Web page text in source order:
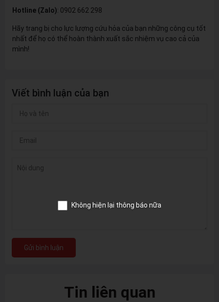
Hotline (Zalo): 0902 662 298
Hãy trang bị cho lực lượng cứu hỏa của bạn những công cụ tốt
nhất để họ có thể hoàn thành xuất sắc nhiệm vụ cao cả của
mình!
Viết bình luận của bạn
Gửi bình luận
Tin liên quan
Không hiện lại thông báo nữa